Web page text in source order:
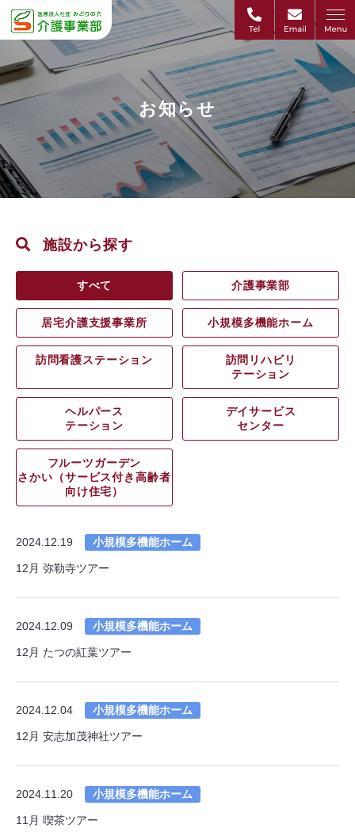
お知らせ
施設から探す
すべて 介護事業部
居宅介護支援事業所 小規模多機能ホーム
訪問看護ステーション
訪問リハビリ
テーション
ヘルパース
テーション
デイサービス
センター
フルーツガーデン
さかい（サービス付き高齢者
向け住宅）
2024.12.19 小規模多機能ホーム
12月 弥勒寺ツアー
2024.12.09 小規模多機能ホーム
12月 たつの紅葉ツアー
2024.12.04 小規模多機能ホーム
12月 安志加茂神社ツアー
2024.11.20 小規模多機能ホーム
11月 喫茶ツアー